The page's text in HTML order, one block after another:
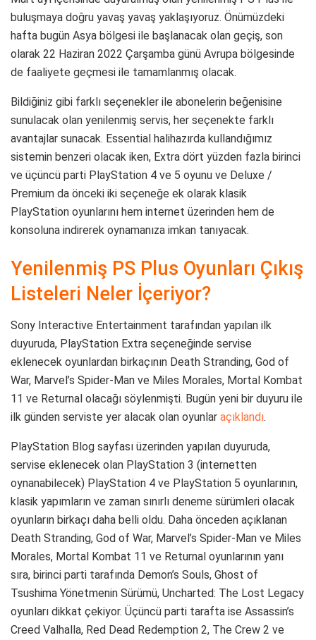
buluşmaya doğru yavaş yavaş yaklaşıyoruz. Önümüzdeki
hafta bugün Asya bölgesi ile başlanacak olan geçiş, son
olarak 22 Haziran 2022 Çarşamba günü Avrupa bölgesinde
de faaliyete geçmesi ile tamamlanmış olacak.
Bildiğiniz gibi farklı seçenekler ile abonelerin beğenisine
sunulacak olan yenilenmiş servis, her seçenekte farklı
avantajlar sunacak. Essential halihazırda kullandığımız
sistemin benzeri olacak iken, Extra dört yüzden fazla birinci
ve üçüncü parti PlayStation 4 ve 5 oyunu ve Deluxe /
Premium da önceki iki seçeneğe ek olarak klasik
PlayStation oyunlarını hem internet üzerinden hem de
konsoluna indirerek oynamanıza imkan tanıyacak.
Yenilenmiş PS Plus Oyunları Çıkış
Listeleri Neler İçeriyor?
Sony Interactive Entertainment tarafından yapılan ilk
duyuruda, PlayStation Extra seçeneğinde servise
eklenecek oyunlardan birkaçının Death Stranding, God of
War, Marvel’s Spider-Man ve Miles Morales, Mortal Kombat
11 ve Returnal olacağı söylenmişti. Bugün yeni bir duyuru ile
ilk günden serviste yer alacak olan oyunlar açıklandı.
PlayStation Blog sayfası üzerinden yapılan duyuruda,
servise eklenecek olan PlayStation 3 (internetten
oynanabilecek) PlayStation 4 ve PlayStation 5 oyunlarının,
klasik yapımların ve zaman sınırlı deneme sürümleri olacak
oyunların birkaçı daha belli oldu. Daha önceden açıklanan
Death Stranding, God of War, Marvel’s Spider-Man ve Miles
Morales, Mortal Kombat 11 ve Returnal oyunlarının yanı
sıra, birinci parti tarafında Demon’s Souls, Ghost of
Tsushima Yönetmenin Sürümü, Uncharted: The Lost Legacy
oyunları dikkat çekiyor. Üçüncü parti tarafta ise Assassin’s
Creed Valhalla, Red Dead Redemption 2, The Crew 2 ve